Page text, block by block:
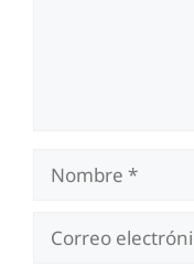
Nombre
Correo
electrónico